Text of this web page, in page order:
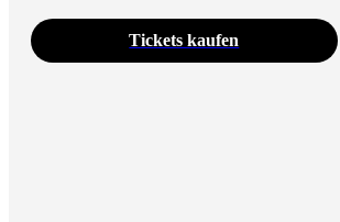
Tickets kaufen